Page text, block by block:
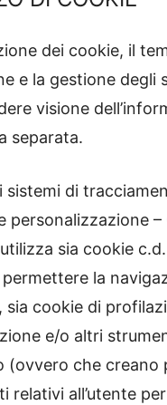
dei cookie, il
e la gestione degli
visione
separata.
sistemi di
personalizzazione –
sia cookie c.d.
la
sia cookie di
e/o altri
(ovvero che creano
relativi all’utente